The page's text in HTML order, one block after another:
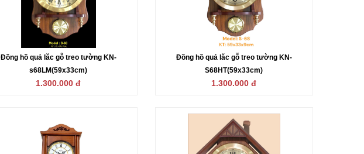
Đồng hồ quả lăc gỗ treo tường KN-
s68LM(59x33cm)
1.300.000 đ
Đồng hồ quả lăc gỗ treo tường KN-
S68HT(59x33cm)
1.300.000 đ